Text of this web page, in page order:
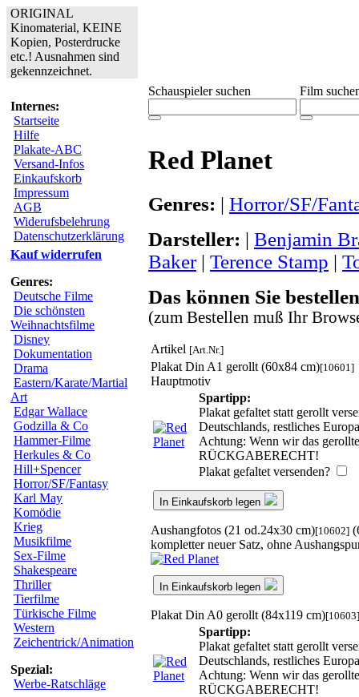
ORIGINAL
Kinomaterial, KEINE
Kopien, Posterdrucke
etc.! Ausnahmen sind
gekennzeichnet.
Internes:
Startseite
Hilfe
Plakate-ABC
Versand-Infos
Einkaufskorb
Impressum
AGB
Widerufsbelehrung
Datenschutzerklärung
Kauf widerrufen
Genres:
Deutsche Filme
Die schönsten
Weihnachtsfilme
Disney
Dokumentation
Drama
Eastern/Karate/Martial
Art
Edgar Wallace
Godzilla & Co
Hammer-Filme
Herkules & Co
Hill+Spencer
Horror/SF/Fantasy
Karl May
Komödie
Krieg
Musikfilme
Sex-Filme
Shakespeare
Thriller
Tierfilme
Türkische Filme
Western
Zeichentrick/Animation
Spezial:
Werbe-Ratschläge
Schauspieler suchen Film
Red Planet
Genres: | Horror/SF/
Darsteller: | Benjamin
Baker| Terence Stamp |
Das können Sie
(zum Bestellen muß Ihr
Artikel [Art.Nr.]
Plakat Din A1 gerollt (60x84 cm)[10601]
Hauptmotiv
Spartipp:
Plakat gefaltet statt gerollt
Deutschlands, restliches
Achtung: Wenn wir das
RÜCKGABERECHT!
Plakat gefaltet versenden?
In Einkaufskorb legen
Aushangfotos (21 od.24x30 cm)[10602]
kompletter neuer Satz, ohne
In Einkaufskorb legen
Plakat Din A0 gerollt (84x119 cm)[10603]
Spartipp:
Plakat gefaltet statt gerollt
Deutschlands, restliches
Achtung: Wenn wir das
RÜCKGABERECHT!